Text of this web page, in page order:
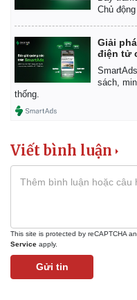
Chủ
Giải
điện tử
sách,
thống.
Viết bình luận
This site is protected by reCAPTCHA
Service apply.
Gửi tin